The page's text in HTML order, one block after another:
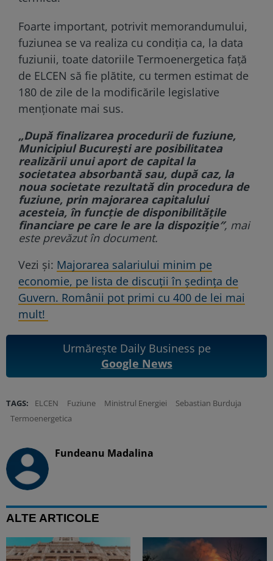
Foarte important, potrivit memorandumului,
fuziunea se va realiza cu condiția ca, la data
fuziunii, toate datoriile Termoenergetica față
de ELCEN să fie plătite, cu termen estimat de
180 de zile de la modificările legislative
menționate mai sus.
„După finalizarea procedurii de fuziune,
Municipiul București are posibilitatea
realizării unui aport de capital la
societatea absorbantă sau, după caz, la
noua societate rezultată din procedura de
fuziune, prin majorarea capitalului
acesteia, în funcție de disponibilitățile
financiare pe care le are la dispoziție″, mai
este prevăzut în document.
Vezi și: Majorarea salariului minim pe
economie, pe lista de discuții în ședința de
Guvern. Românii pot primi cu 400 de lei mai
mult!
Urmărește Daily Business pe
Google News
TAGS: ELCEN Fuziune Ministrul Energiei
Sebastian Burduja
Termoenergetica
Fundeanu Madalina
ALTE ARTICOLE